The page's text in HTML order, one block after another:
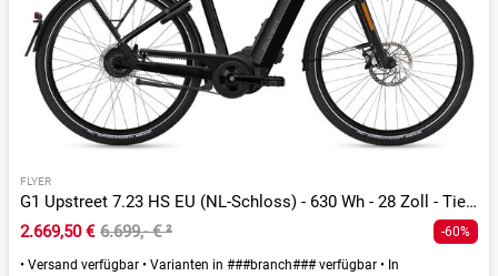
FLYER
G1 Upstreet 7.23 HS EU (NL-Schloss) - 630 Wh - 28 Zoll - Tiefeinsteiger
2.669,50 € 6.699,- €² -60%
• Versand verfügbar • Varianten in ###branch### verfügbar • In